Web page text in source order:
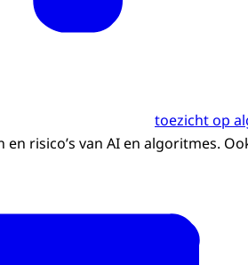
toezicht op
risico’s van AI en algoritmes.